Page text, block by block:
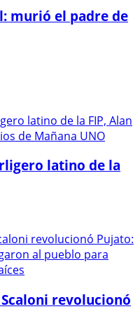
murió el padre de
latino de la
revolucionó